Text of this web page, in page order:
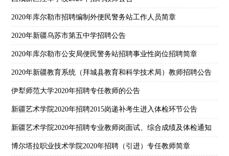
2020年库尔勒市招聘编制外便民警务站工作人员简章
2020年新疆乌苏市第五中学招聘公告
2020年库尔勒市公安局便民警务站招聘事业性岗位招聘简章
2020年新疆教育系统（拜城县教育和科学技术局）教师招聘公告
伊犁师范大学2020年招聘专任教师的公告
新疆艺术学院2020年招聘2015岗递补考生进入体检环节公告
新疆艺术学院2020年招聘专业教师岗面试、综合成绩及体检通知
博尔塔拉职业技术学院2020年招聘（引进）专任教师简章